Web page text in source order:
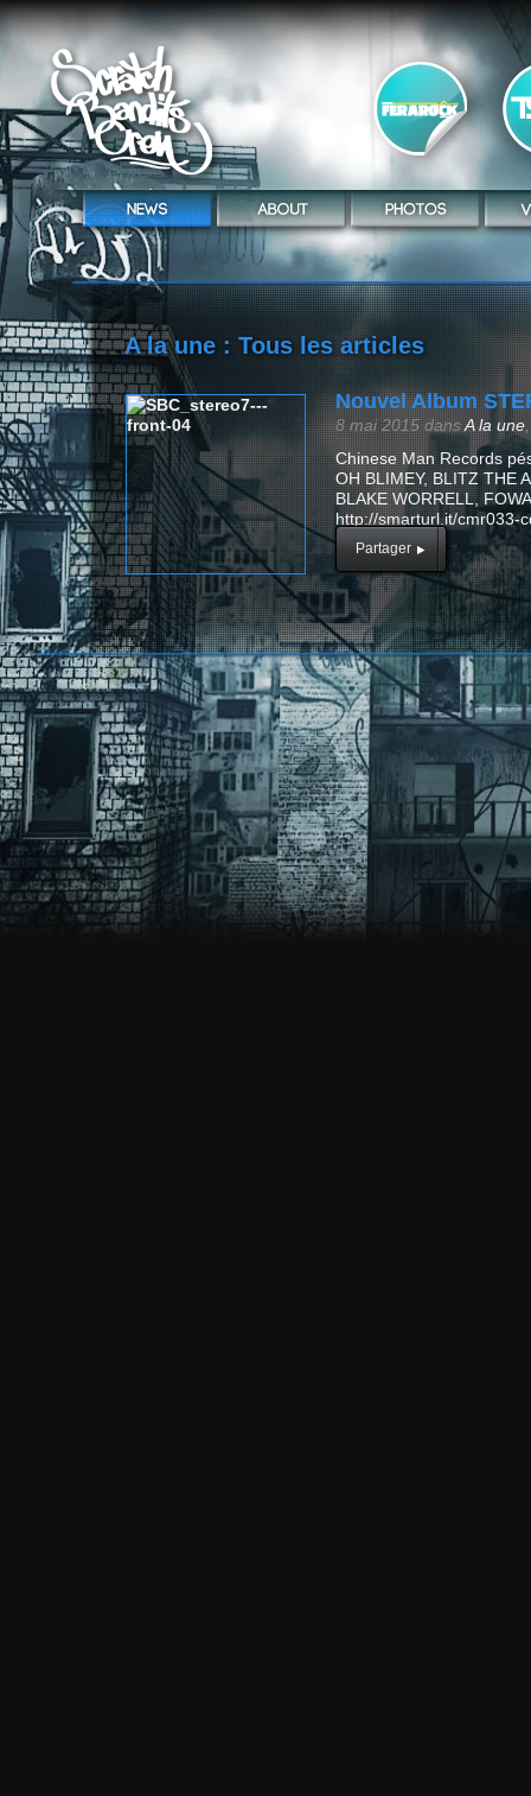
A la une : Tous les articles
Nouvel Album
8 mai 2015dansA la une
Chinese Man Records
OH BLIMEY, BLITZ THE
BLAKE WORRELL,
http://smarturl.it/cmr033-
Partager